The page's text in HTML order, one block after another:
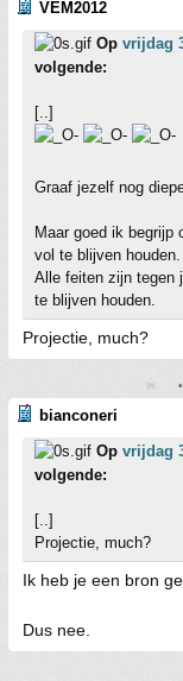
VEM2012
Op vrijdag
volgende:
[..]
Graaf jezelf nog
Maar goed ik begrijp
vol te blijven houden.
Alle feiten zijn tegen
te blijven houden.
Projectie, much?
bianconeri
Op vrijdag
volgende:
[..]
Projectie, much?
Ik heb je een bron
Dus nee.